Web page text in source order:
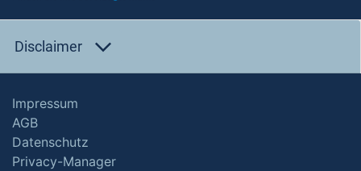
Disclaimer
Impressum
AGB
Datenschutz
Privacy-Manager